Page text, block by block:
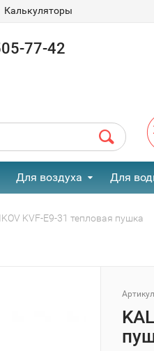
Калькуляторы
77-42
Для воздуха Для
KVF-E9-31 тепловая пушка